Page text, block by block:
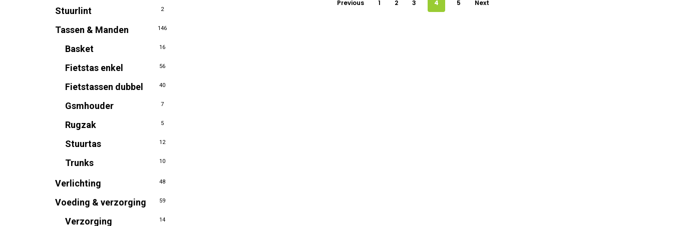
Stuurlint 2
Tassen & Manden 146
Basket 16
Fietstas enkel 56
Fietstassen dubbel 40
Gsmhouder 7
Rugzak 5
Stuurtas 12
Trunks 10
Verlichting 48
Voeding & verzorging 59
Verzorging 14
Previous 1 2 3 4 5 Next